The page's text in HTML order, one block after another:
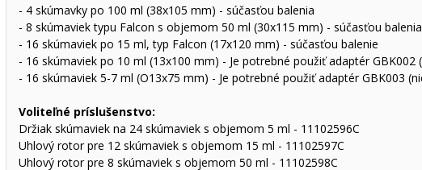
- 4 skúmavky po 100 ml (38x105 mm) - súčasťou balenia
- 8 skúmaviek typu Falcon s objemom 50 ml (30x115 mm) - súčasťou balenia
- 16 skúmaviek po 15 ml, typ Falcon (17x120 mm) - súčasťou balenie
- 16 skúmaviek po 10 ml (13x100 mm) - Je potrebné použiť adaptér GBK002
- 16 skúmaviek 5-7 ml (O13x75 mm) - Je potrebné použiť adaptér GBK003
Voliteľné príslušenstvo:
Držiak skúmaviek na 24 skúmaviek s objemom 5 ml - 11102596C
Uhlový rotor pre 12 skúmaviek s objemom 15 ml - 11102597C
Uhlový rotor pre 8 skúmaviek s objemom 50 ml - 11102598C